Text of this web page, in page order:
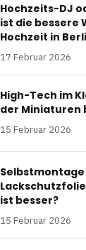
Hochzeits-DJ
ist die bessere
Hochzeit in
17 Februar 2026
High-Tech im
der Miniaturen
15 Februar 2026
ist besser?
15 Februar 2026